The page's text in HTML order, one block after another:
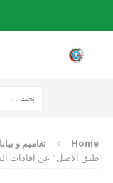
Home تعاميم و
طبق الاصل” عن افادات